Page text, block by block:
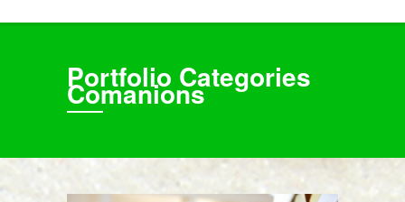
Portfolio Categories
Comanions